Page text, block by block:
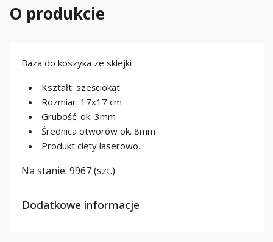
O produkcie
Baza do koszyka ze sklejki
Kształt: sześciokąt
Rozmiar: 17x17 cm
Grubość: ok. 3mm
Średnica otworów ok. 8mm
Produkt cięty laserowo.
Na stanie: 9967 (szt.)
Dodatkowe informacje